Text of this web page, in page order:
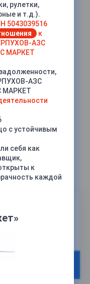
УЗА-4КМ
рулетки,
и т.д.).
5043039516
к
АЗС
МАРКЕТ
АЗС
МАРКЕТ
с устойчивым
себя как
к
каждой